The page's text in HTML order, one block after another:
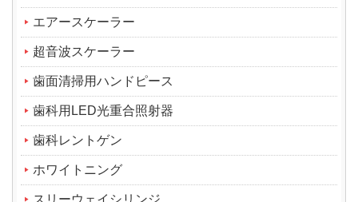
エアースケーラー
超音波スケーラー
歯面清掃用ハンドピース
歯科用LED光重合照射器
歯科レントゲン
ホワイトニング
スリーウェイシリンジ